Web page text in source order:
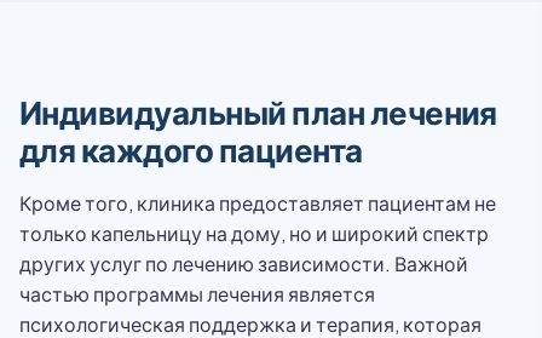
Индивидуальный план лечения
для каждого пациента
Кроме того, клиника предоставляет пациентам не
только капельницу на дому, но и широкий спектр
других услуг по лечению зависимости. Важной
частью программы лечения является
психологическая поддержка и терапия, которая